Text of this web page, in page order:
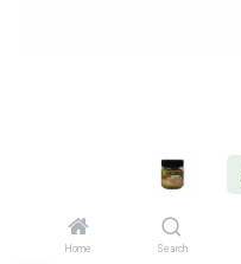
Home Search
Shop